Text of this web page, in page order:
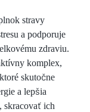
stravy
a podporuje
zdraviu.
komplex,
skutočne
a lepšia
skracovať ich